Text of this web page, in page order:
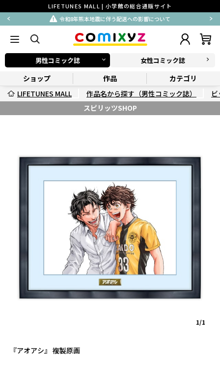
LIFETUNES MALL | 小学館の総合通販サイト
令和8年熊本地震に伴う配送への影響について
男性コミック誌 女性コミック誌
ショップ 作品
カテゴリ
LIFETUNES MALL
作品名から探す（男性コミック誌）
スピリッツSHOP
『アオアシ』 複製原画
1/1